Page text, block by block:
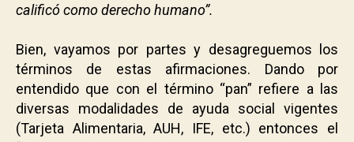
calificó como derecho humano”.
Bien, vayamos por partes y desagreguemos los
términos de estas afirmaciones. Dando por
entendido que con el término “pan” refiere a las
diversas modalidades de ayuda social vigentes
(Tarjeta Alimentaria, AUH, IFE, etc.) entonces el